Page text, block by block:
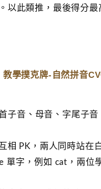
以此類推，最後得分最
教學撲克牌-自然拼音
子音、母音、字尾子
相 PK，兩人同時站在
字，例如 cat，兩位